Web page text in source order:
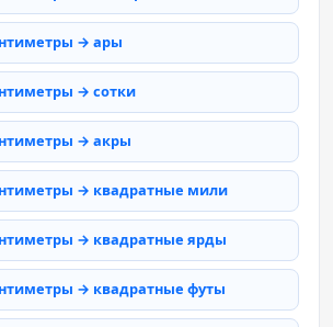
→ ары
→ сотки
→ акры
→ квадратные мили
→ квадратные ярды
→ квадратные футы